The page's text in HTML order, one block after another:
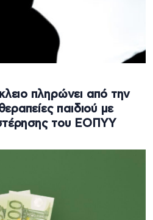
πληρώνει από την
παιδιού με
του ΕΟΠΥΥ